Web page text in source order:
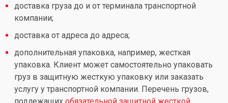
доставка груза до и от терминала транспортной
компании;
доставка от адреса до адреса;
дополнительная упаковка, например, жесткая
упаковка. Клиент может самостоятельно упаковать
груз в защитную жесткую упаковку или заказать
услугу у транспортной компании. Перечень грузов,